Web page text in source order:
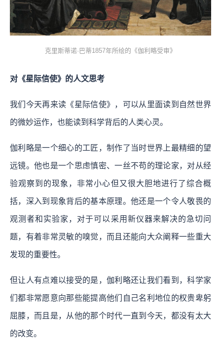
克里斯蒂诺·巴蒂1857年所绘的《伽利略受审》
对《星际信使》的人文思考
我们今天再来读《星际信使》，可以从里面读到自然世界
的微妙运作，也能读到科学背后的人类心灵。
伽利略是一个细心的工匠，制作了当时世界上最精细的望
远镜。他也是一个思虑慎密、一丝不苟的理论家，对从经
验观察到的现象，非常小心但又很大胆地进行了综合概
括，深入到现象背后的基本原理。他还是一个令人敬畏的
观测者和实验家，对于可以采用新仪器来解决的急切问
题，有着非常灵敏的嗅觉，而且还能向大众阐释一些重大
发现的重要性。
但让人有点难以接受的是，伽利略还让我们看到，科学家
们都非常愿意向那些能提高他们自己名利地位的权贵卑躬
屈膝，而且是，从他的那个时代一直到今天，都没有太大
的改变。